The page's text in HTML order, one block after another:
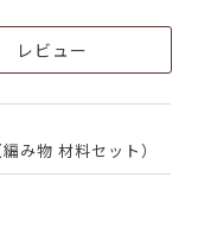
レビュー
み物 材料セット）